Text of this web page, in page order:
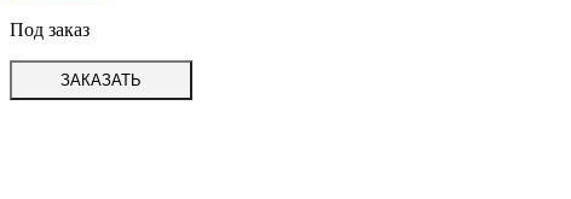
Под заказ
ЗАКАЗАТЬ